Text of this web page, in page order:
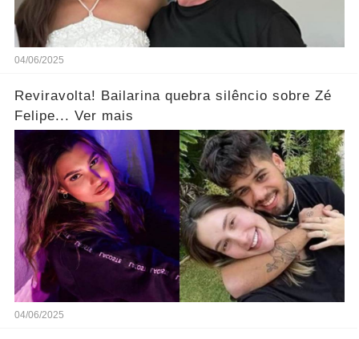
04/06/2025
Reviravolta! Bailarina quebra silêncio sobre Zé
Felipe... Ver mais
04/06/2025